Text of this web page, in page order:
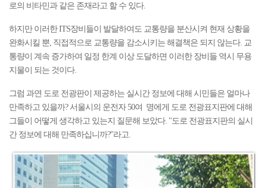
로의 비타민과 같은 존재라고 할 수 있다.
하지만 이러한 ITS장비들이 발달하여도 교통량을 분산시켜 현재 상황을
완화시킬 뿐, 직접적으로 교통량을 감소시키는 해결책은 되지 않는다. 교
통량이 계속 증가하여 일정 한계 이상 도달하면 이러한 장비들 역시 무용
지물이 되는 것이다.
그럼 과연 도로 전광판이 제공하는 실시간 정보에 대해 시민들은 얼마나
만족하고 있을까? 서울시의 운전자 50여 명에게 도로 전광표지판에 대해
그들이 어떻게 생각하고 있는지 질문해 보았다. "도로 전광표지판의 실시
간 정보에 대해 만족하십니까?"라고.